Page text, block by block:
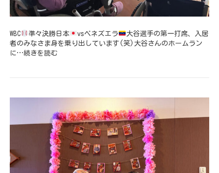
WBC 準々決勝日本 vsベネズエラ
大谷選手の第一打席、入居
者のみなさま身を乗り出しています(笑)大谷さんのホームラン
に…続きを読む